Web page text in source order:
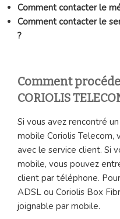
Comment contacter le
Comment contacter le
?
Comment
CORIOLIS
Si vous avez rencontré
mobile Coriolis Telecom,
avec le service client. Si
mobile, vous pouvez
client par téléphone.
ADSL ou Coriolis Box
joignable par mobile.